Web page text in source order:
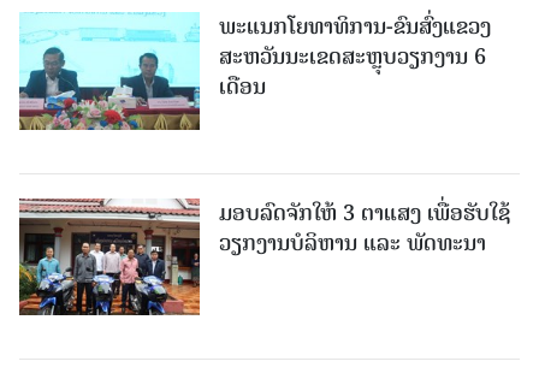
ພະແນກໂຍທາທິການ-ຂົນສົ່ງແຂວງ
ສະຫວັນນະເຂດສະຫຼຸບວຽກງານ 6
ເດືອນ
ມອບລົດຈັກໃຫ້ 3 ຕາແສງ ເພື່ອຮັບໃຊ້
ວຽກງານບໍລິຫານ ແລະ ພັດທະນາ